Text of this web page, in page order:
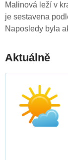
Malinová leží v
je sestavena
Naposledy byla
Aktuálně